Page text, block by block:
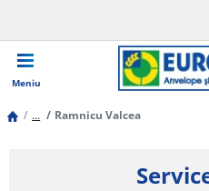
Meniu
... Ramnicu Valcea